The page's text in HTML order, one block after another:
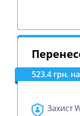
523.4 грн.
Захист